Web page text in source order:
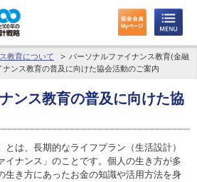
教育について
パーソナルファイナンス教育(金融
ンス教育の普及に向けた協会活動のご案内
ンス教育の普及に向けた協
とは、長期的なライフプラン（生活設計）
イナンス」のことです。個人の生き方が多
生き方にあったお金の知識や活用方法を身